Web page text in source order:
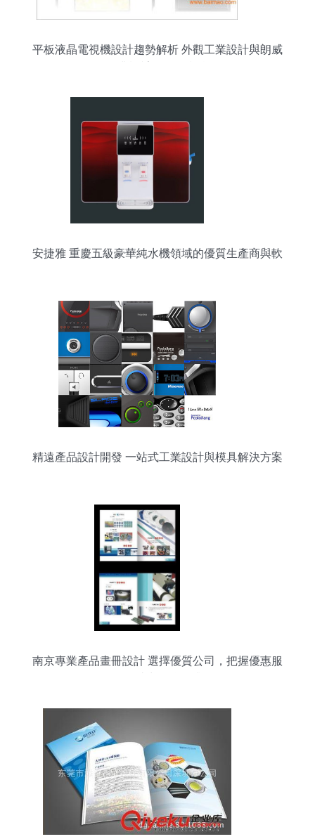
平板液晶電視機設計趨勢解析 外觀工業設計與朗威
安捷雅 重慶五級豪華純水機領域的優質生產商與軟
精遠產品設計開發 一站式工業設計與模具解決方案
南京專業產品畫冊設計 選擇優質公司，把握優惠服